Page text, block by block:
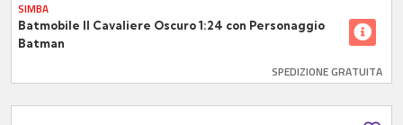
SIMBA
Batmobile Il Cavaliere Oscuro 1:24 con Personaggio
Batman
SPEDIZIONE GRATUITA